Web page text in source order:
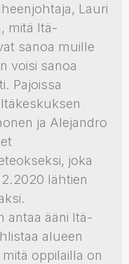
Lauri
mitä Itä-
sanoa muille
voisi sanoa
Pajoissa
ja Alejandro
joka
lähtien
antaa ääni Itä-
alueen
oppilailla on